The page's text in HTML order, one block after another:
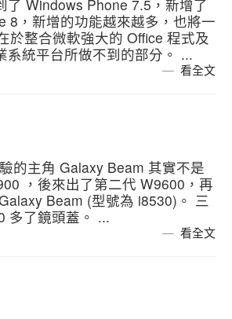
Windows Phone 7.5，新增了
8，新增的功能越來越多，也將一
於整合微軟強大的 Office 程式及
系統平台所做不到的部分。 ...
看全文
的主角 Galaxy Beam 其實不是
，後來出了第二代 W9600，再
Beam (型號為 i8530)。 三
多了鏡頭蓋。 ...
看全文